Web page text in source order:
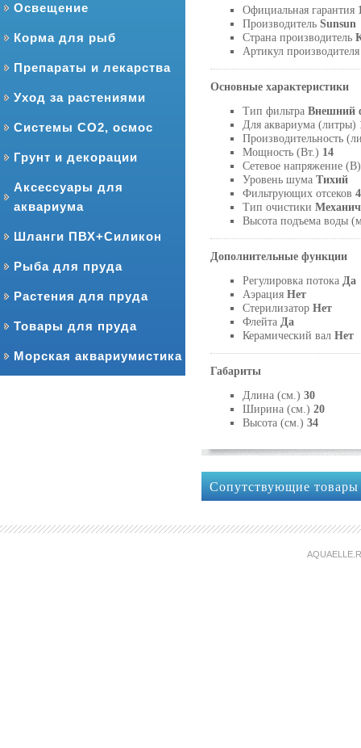
Освещение
Корма для рыб
Препараты и лекарства
Уход за растениями
Системы CO2, осмос
Грунт и декорации
Аксессуары для
аквариума
Шланги ПВХ+Силикон
Рыба для пруда
Растения для пруда
Товары для пруда
Морская аквариумистика
Официальная гарантия
Производитель Sunsun
Страна производитель
Артикул
Основные характеристики
Тип фильтра Внешний
Для аквариума (литры)
Производительность
Мощность (Вт.) 14
Сетевое напряжение
Уровень шума Тихий
Фильтрующих отсеков 4
Тип очистики
Высота подъема воды
Дополнительные функции
Регулировка потока Да
Аэрация Нет
Стерилизатор Нет
Флейта Да
Керамический вал Нет
Габариты
Длина (см.) 30
Ширина (см.) 20
Высота (см.) 34
Сопутствующие товары